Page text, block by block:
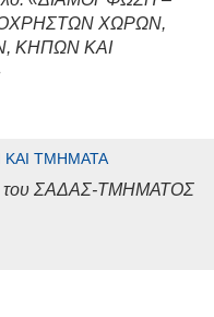
ΧΩΡΩΝ,
ΚΗΠΩΝ ΚΑΙ
ΚΑΙ ΤΜΉΜΑΤΑ
του ΣΑΔΑΣ-ΤΜΗΜΑΤΟΣ